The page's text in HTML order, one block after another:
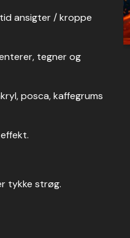
ansigter / kroppe
tegner og
posca, kaffegrums
tykke strøg.